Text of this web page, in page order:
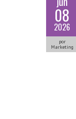
08
2026
por
Marketing